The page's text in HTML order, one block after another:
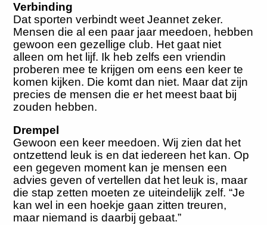
Verbinding
Dat sporten verbindt weet Jeannet zeker.
Mensen die al een paar jaar meedoen, hebben
gewoon een gezellige club. Het gaat niet
alleen om het lijf. Ik heb zelfs een vriendin
proberen mee te krijgen om eens een keer te
komen kijken. Die komt dan niet. Maar dat zijn
precies de mensen die er het meest baat bij
zouden hebben.
Drempel
Gewoon een keer meedoen. Wij zien dat het
ontzettend leuk is en dat iedereen het kan. Op
een gegeven moment kan je mensen een
advies geven of vertellen dat het leuk is, maar
die stap zetten moeten ze uiteindelijk zelf. “Je
kan wel in een hoekje gaan zitten treuren,
maar niemand is daarbij gebaat.”